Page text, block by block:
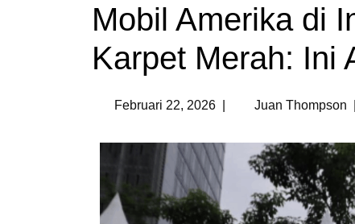
Mobil Amerika di
Karpet Merah: Ini
Februari 22, 2026 Juan Thompson